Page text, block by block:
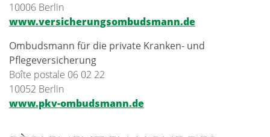
10006 Berlin
www.versicherungsombudsmann.de
Ombudsmann für die private Kranken- und
Pflegeversicherung
Boîte postale 06 02 22
10052 Berlin
www.pkv-ombudsmann.de